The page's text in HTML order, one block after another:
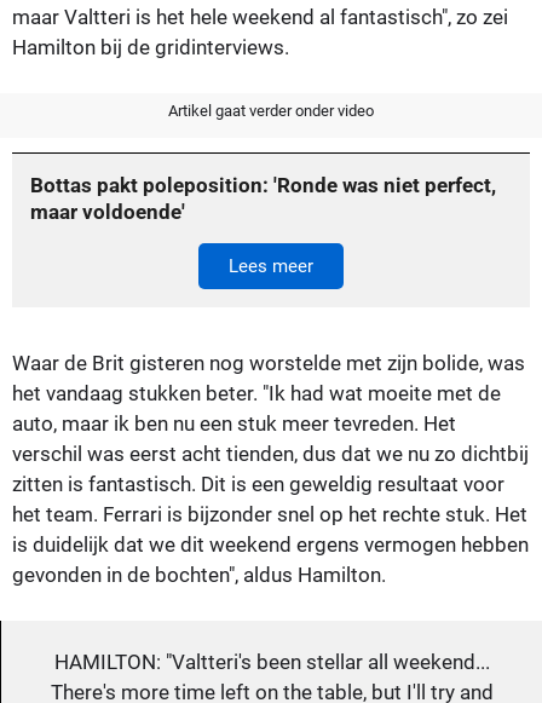
maar Valtteri is het hele weekend al fantastisch", zo zei
Hamilton bij de gridinterviews.
Artikel gaat verder onder video
Bottas pakt poleposition: 'Ronde was niet perfect,
maar voldoende'
Lees meer
Waar de Brit gisteren nog worstelde met zijn bolide, was
het vandaag stukken beter. "Ik had wat moeite met de
auto, maar ik ben nu een stuk meer tevreden. Het
verschil was eerst acht tienden, dus dat we nu zo dichtbij
zitten is fantastisch. Dit is een geweldig resultaat voor
het team. Ferrari is bijzonder snel op het rechte stuk. Het
is duidelijk dat we dit weekend ergens vermogen hebben
gevonden in de bochten", aldus Hamilton.
HAMILTON: "Valtteri's been stellar all weekend...
There's more time left on the table, but I'll try and